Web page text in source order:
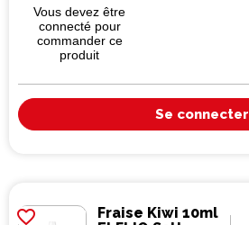
Vous devez être
connecté pour
commander ce
produit
Se connecter
favorite_border
Fraise Kiwi 10ml